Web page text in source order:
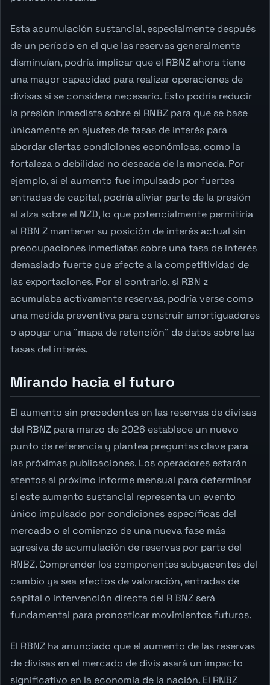
Esta acumulación sustancial, especialmente después
de un período en el que las reservas generalmente
disminuían, podría implicar que el RBNZ ahora tiene
una mayor capacidad para realizar operaciones de
divisas si se considera necesario. Esto podría reducir
la presión inmediata sobre el RNBZ para que se base
únicamente en ajustes de tasas de interés para
abordar ciertas condiciones económicas, como la
fortaleza o debilidad no deseada de la moneda. Por
ejemplo, si el aumento fue impulsado por fuertes
entradas de capital, podría aliviar parte de la presión
al alza sobre el NZD, lo que potencialmente permitiría
al RBN Z mantener su posición de interés actual sin
preocupaciones inmediatas sobre una tasa de interés
demasiado fuerte que afecte a la competitividad de
las exportaciones. Por el contrario, si RBN z
acumulaba activamente reservas, podría verse como
una medida preventiva para construir amortiguadores
o apoyar una "mapa de retención" de datos sobre las
tasas del interés.
Mirando hacia el futuro
El aumento sin precedentes en las reservas de divisas
del RBNZ para marzo de 2026 establece un nuevo
punto de referencia y plantea preguntas clave para
las próximas publicaciones. Los operadores estarán
atentos al próximo informe mensual para determinar
si este aumento sustancial representa un evento
único impulsado por condiciones específicas del
mercado o el comienzo de una nueva fase más
agresiva de acumulación de reservas por parte del
RNBZ. Comprender los componentes subyacentes del
cambio ya sea efectos de valoración, entradas de
capital o intervención directa del R BNZ será
fundamental para pronosticar movimientos futuros.
El RBNZ ha anunciado que el aumento de las reservas
de divisas en el mercado de divis asará un impacto
significativo en la economía de la nación. El RNBZ